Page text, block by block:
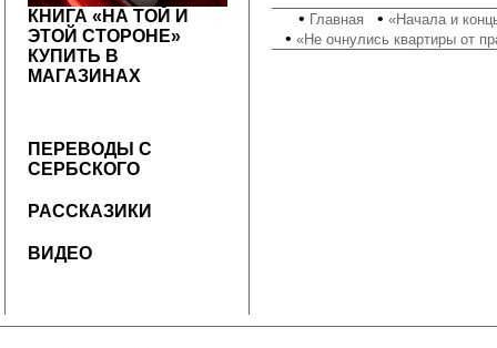
КНИГА «НА ТОЙ И
ЭТОЙ СТОРОНЕ»
КУПИТЬ В
МАГАЗИНАХ
ПЕРЕВОДЫ С
СЕРБСКОГО
РАССКАЗИКИ
ВИДЕО
• Главная • «Начала и
• «Не очнулись квартиры от